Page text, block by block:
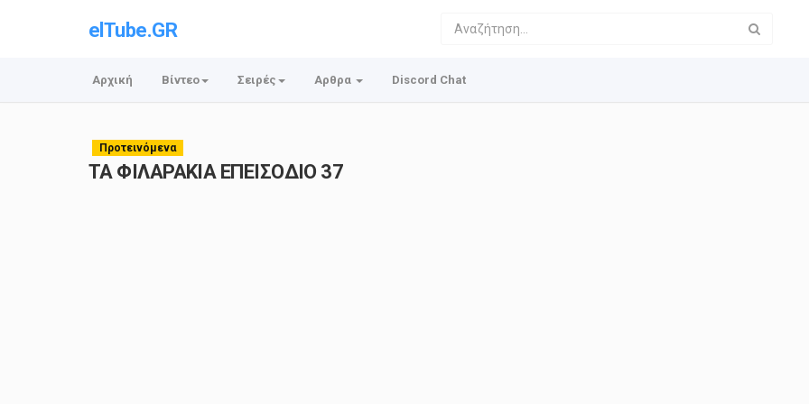
elTube.GR
Αρχική Βίντεο Σειρές Αρθρα Discord Chat
Προτεινόμενα
ΤΑ ΦΙΛΑΡΑΚΙΑ ΕΠΕΙΣΟΔΙΟ 37